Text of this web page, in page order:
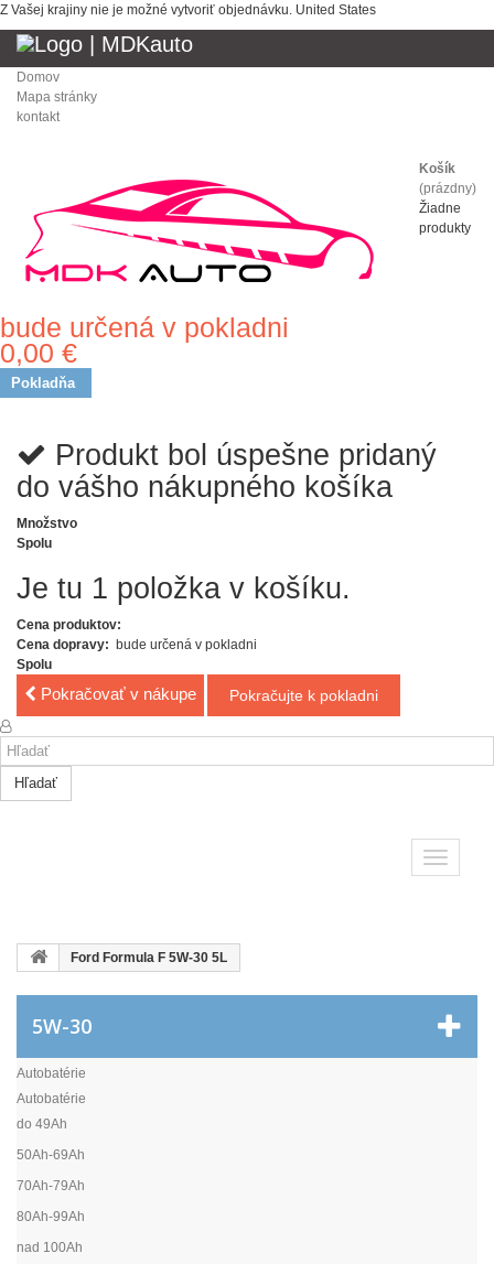
Z Vašej krajiny nie je možné vytvoriť objednávku. United States
Domov
Mapa stránky
kontakt
Košík
(prázdny)
Žiadne
produkty
bude určená v pokladni
0,00 €
Pokladňa
Produkt bol úspešne pridaný
do vášho nákupného košíka
Množstvo
Spolu
Je tu 1 položka v košíku.
Cena produktov:
Cena dopravy: bude určená v pokladni
Spolu
Pokračovať v nákupe Pokračujte k pokladni
Hľadať
Toggle
Ford Formula F 5W-30 5L
5W-30
Autobatérie
Autobatérie
do 49Ah
50Ah-69Ah
70Ah-79Ah
80Ah-99Ah
nad 100Ah